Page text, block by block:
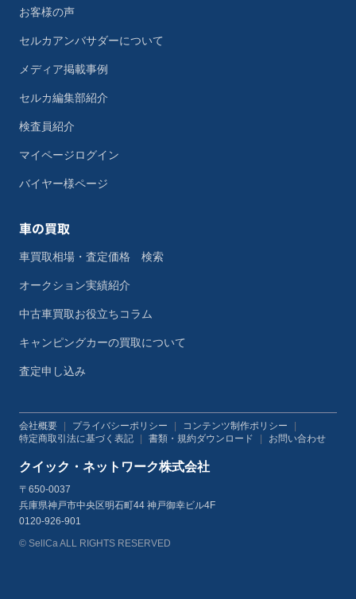
お客様の声
セルカアンバサダーについて
メディア掲載事例
セルカ編集部紹介
検査員紹介
マイページログイン
バイヤー様ページ
車の買取
車買取相場・査定価格 検索
オークション実績紹介
中古車買取お役立ちコラム
キャンピングカーの買取について
査定申し込み
会社概要 プライバシーポリシー コンテンツ制作ポリシー
特定商取引法に基づく表記
書類・規約ダウンロード お問い合わせ
クイック・ネットワーク株式会社
〒650-0037
兵庫県神戸市中央区明石町44 神戸御幸ビル4F
0120-926-901
© SellCa ALL RIGHTS RESERVED